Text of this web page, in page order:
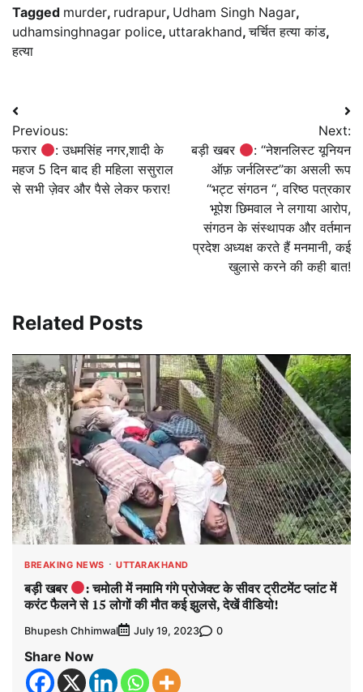
Tagged murder, rudrapur, Udham Singh Nagar,
udhamsinghnagar police, uttarakhand,चर्चित हत्या कांड,
हत्या
Post
navigation
Previous:
फरार
: उधमसिंह नगर,शादी के
महज 5 दिन बाद ही महिला ससुराल
से सभी ज़ेवर और पैसे लेकर फरार!
Next:
बड़ी खबर
: “नेशनलिस्ट यूनियन
ऑफ़ जर्नलिस्ट”का असली रूप
“भट्ट संगठन “, वरिष्ठ पत्रकार
भूपेश छिमवाल ने लगाया आरोप,
संगठन के संस्थापक और वर्तमान
प्रदेश अध्यक्ष करते हैं मनमानी, कई
खुलासे करने की कही बात!
Related Posts
BREAKING NEWS UTTARAKHAND
बड़ी खबर
: चमोली में नमामि गंगे प्रोजेक्ट के सीवर ट्रीटमेंट प्लांट में
करंट फैलने से 15 लोगों की मौत कई झुलसे, देखें वीडियो!
Bhupesh Chhimwal July 19, 2023 0
Share Now